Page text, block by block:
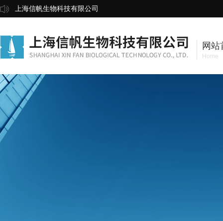
上海信帆生物科技有限公司
网站
Home